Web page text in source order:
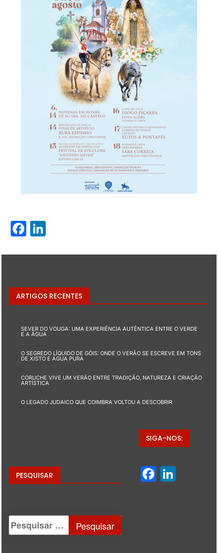
Facebook
ARTIGOS RECENTES
SEVER DO VOUGA: UMA EXPERIÊNCIA AUTÊNTICA ENTRE O VERDE
E A ÁGUA
O SEGREDO LÍQUIDO DE GÓIS: ONDE O VERÃO SE ESCREVE EM TONS
DE XISTO E ÁGUA PURA
CORUCHE VIVE UM VERÃO ENTRE TRADIÇÃO, NATUREZA E CRIAÇÃO
ARTÍSTICA
O LEGADO JUDAICO QUE COIMBRA VOLTOU A DESCOBRIR
PESQUISAR
SIGA-NOS: